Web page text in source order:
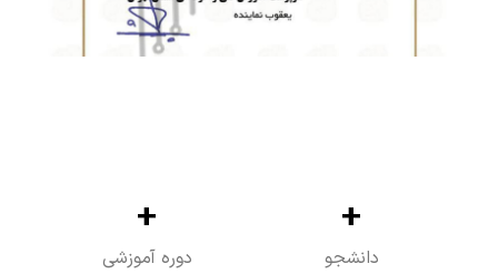
دانشجو
+
دوره آموزشی
+